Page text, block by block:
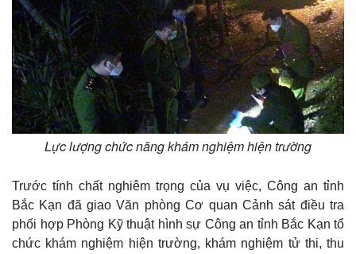
Lực lượng chức năng khám nghiệm hiện trường
Trước tính chất nghiêm trọng của vụ việc, Công an tỉnh
Bắc Kạn đã giao Văn phòng Cơ quan Cảnh sát điều tra
phối hợp Phòng Kỹ thuật hình sự Công an tỉnh Bắc Kạn tổ
chức khám nghiệm hiện trường, khám nghiệm tử thi, thu